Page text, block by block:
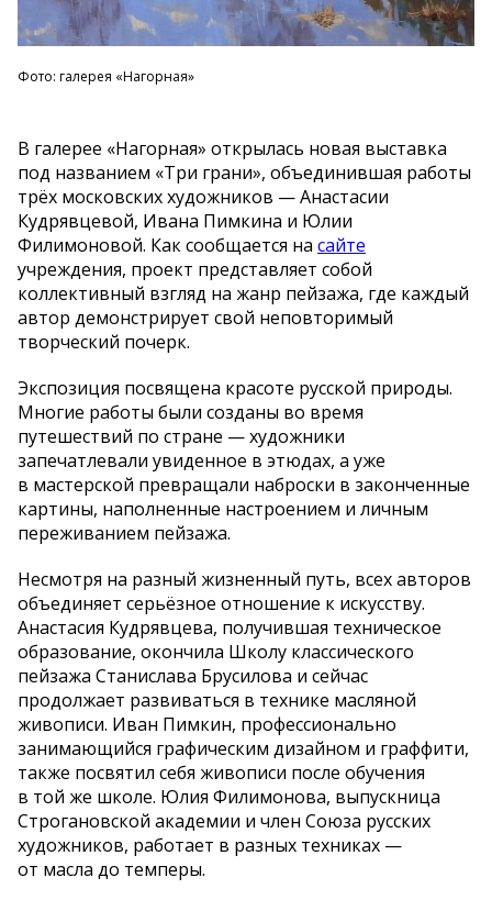
Фото: галерея «Нагорная»
В галерее «Нагорная» открылась новая выставка
под названием «Три грани», объединившая работы
трёх московских художников —Анастасии
Кудрявцевой, Ивана Пимкина и Юлии
Филимоновой. Как сообщается на сайте
учреждения, проект представляет собой
коллективный взгляд на жанр пейзажа, где каждый
автор демонстрирует свой неповторимый
творческий почерк.
Экспозиция посвящена красоте русской природы.
Многие работы были созданы во время
путешествий по стране —художники
запечатлевали увиденное в этюдах, а уже
в мастерской превращали наброски в законченные
картины, наполненные настроением и личным
переживанием пейзажа.
Несмотря на разный жизненный путь, всех авторов
объединяет серьёзное отношение к искусству.
Анастасия Кудрявцева, получившая техническое
образование, окончила Школу классического
пейзажа Станислава Брусилова и сейчас
продолжает развиваться в технике масляной
живописи. Иван Пимкин, профессионально
занимающийся графическим дизайном и граффити,
также посвятил себя живописи после обучения
в той же школе. Юлия Филимонова, выпускница
Строгановской академии и член Союза русских
художников, работает в разных техниках —
от масла до темперы.